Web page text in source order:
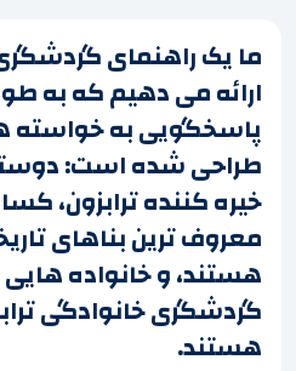
ما یک راهنمای گردشگری
ارائه می دهیم که به
پاسخگویی به خواسته
طراحی شده است:
خیره کننده ترابزون،
معروف ترین بناهای
هستند، و خانواده هایی
گردشگری خانوادگی
هستند.